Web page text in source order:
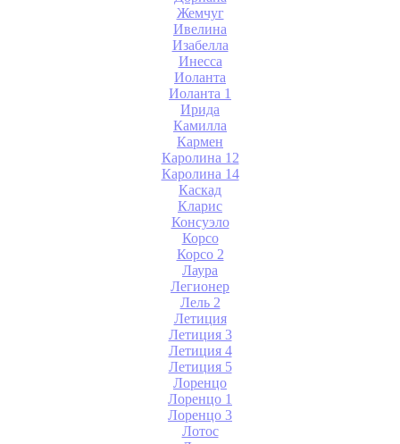
Жемчуг
Ивелина
Изабелла
Инесса
Иоланта
Иоланта 1
Ирида
Камилла
Кармен
Каролина 12
Каролина 14
Каскад
Кларис
Консуэло
Корсо
Корсо 2
Лаура
Легионер
Лель 2
Летиция
Летиция 3
Летиция 4
Летиция 5
Лоренцо
Лоренцо 1
Лоренцо 3
Лотос